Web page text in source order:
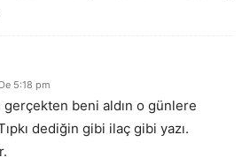
5:18 pm
gerçekten beni aldın o günlere
dediğin gibi ilaç gibi yazı.